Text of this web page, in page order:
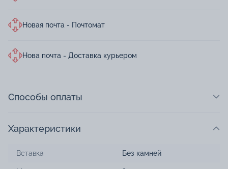
Новая почта - Почтомат
Нова почта - Доставка курьером
Способы оплаты
Характеристики
Вставка Без камней